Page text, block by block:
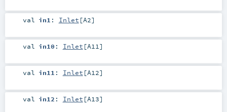
val in1 : Inlet [A2]
val in10 : Inlet [A11 ]
val in11 : Inlet [A12]
val in12 : Inlet [A13]